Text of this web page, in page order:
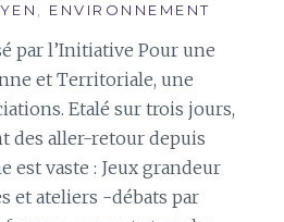
ENVIRONNEMENT
par l’Initiative Pour une
et Territoriale, une
Etalé sur trois jours,
des aller-retour depuis
est vaste : Jeux grandeur
et ateliers -débats par